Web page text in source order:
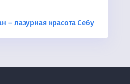
– лазурная красота Себу